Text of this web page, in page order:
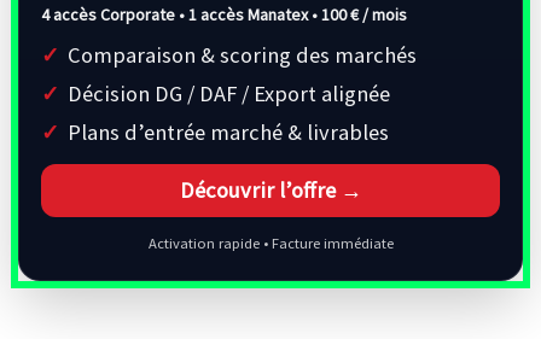
4 accès Corporate • 1 accès Manatex •100 € / mois
Comparaison & scoring des marchés
Décision DG / DAF / Export alignée
Plans d’entrée marché & livrables
Découvrir l’offre →
Activation rapide • Facture immédiate